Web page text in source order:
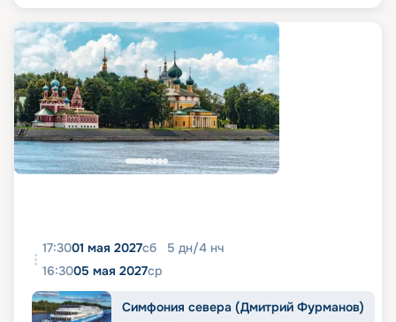
17:3001 мая 2027сб 5 дн/4 нч
16:3005 мая 2027ср
Симфония севера (Дмитрий Фурманов)